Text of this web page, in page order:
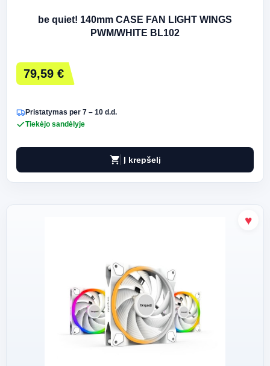
be quiet! 140mm CASE FAN LIGHT WINGS
PWM/WHITE BL102
79,59 €
Pristatymas per 7 – 10 d.d.
Tiekėjo sandėlyje
shopping_cart Į krepšelį